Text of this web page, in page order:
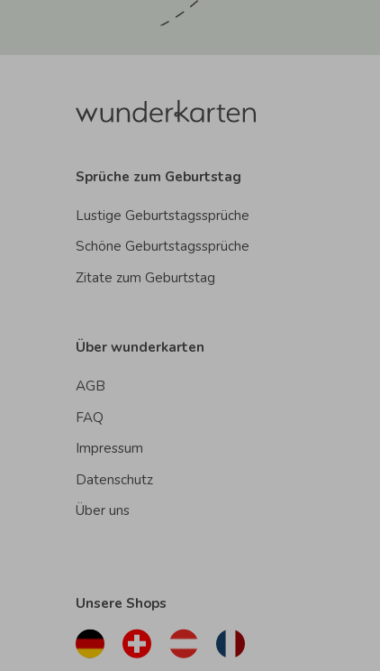
Sprüche zum Geburtstag
Lustige Geburtstagssprüche
Schöne Geburtstagssprüche
Zitate zum Geburtstag
Über wunderkarten
AGB
FAQ
Impressum
Datenschutz
Über uns
Unsere Shops